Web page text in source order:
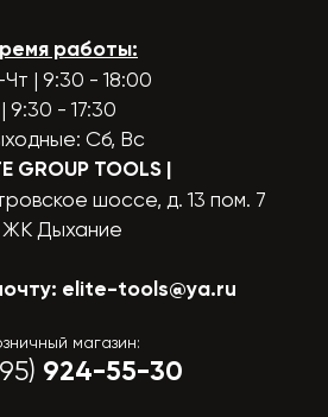
работы:
| 9:30 - 18:00
9:30 - 17:30
Сб, Вс
GROUP TOOLS |
шоссе, д. 13 пом. 7
ЖК Дыхание
elite-tools@ya.ru
магазин:
924-55-30